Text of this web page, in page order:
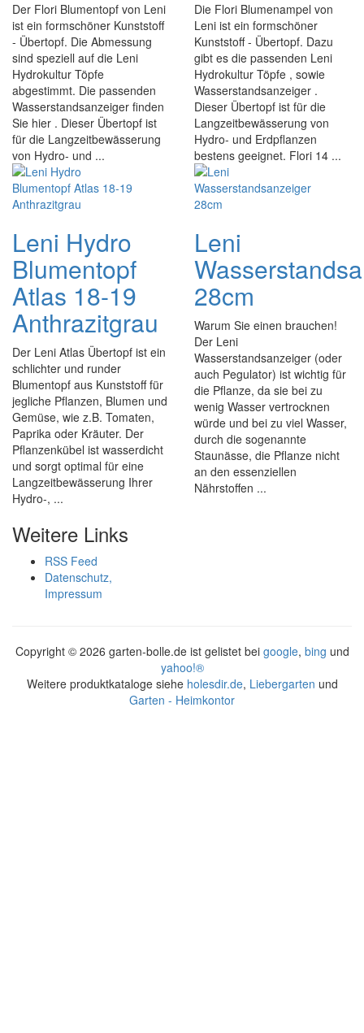
Der Flori Blumentopf von Leni
ist ein formschöner Kunststoff
- Übertopf. Die Abmessung
sind speziell auf die Leni
Hydrokultur Töpfe
abgestimmt. Die passenden
Wasserstandsanzeiger finden
Sie hier . Dieser Übertopf ist
für die Langzeitbewässerung
von Hydro- und ...
Die Flori Blumenampel von
Leni ist ein formschöner
Kunststoff - Übertopf. Dazu
gibt es die passenden Leni
Hydrokultur Töpfe , sowie
Wasserstandsanzeiger .
Dieser Übertopf ist für die
Langzeitbewässerung von
Hydro- und Erdpflanzen
bestens geeignet. Flori 14 ...
Leni Hydro
Blumentopf
Atlas 18-19
Anthrazitgrau
Der Leni Atlas Übertopf ist ein
schlichter und runder
Blumentopf aus Kunststoff für
jegliche Pflanzen, Blumen und
Gemüse, wie z.B. Tomaten,
Paprika oder Kräuter. Der
Pflanzenkübel ist wasserdicht
und sorgt optimal für eine
Langzeitbewässerung Ihrer
Hydro-, ...
Leni
28cm
Warum Sie einen brauchen!
Der Leni
Wasserstandsanzeiger (oder
auch Pegulator) ist wichtig für
die Pflanze, da sie bei zu
wenig Wasser vertrocknen
würde und bei zu viel Wasser,
durch die sogenannte
Staunässe, die Pflanze nicht
an den essenziellen
Nährstoffen ...
Weitere Links
RSS Feed
Datenschutz,
Impressum
Copyright © 2026 garten-bolle.de ist gelistet bei google, bing und
yahoo!®
Weitere produktkataloge siehe holesdir.de, Liebergarten und
Garten - Heimkontor